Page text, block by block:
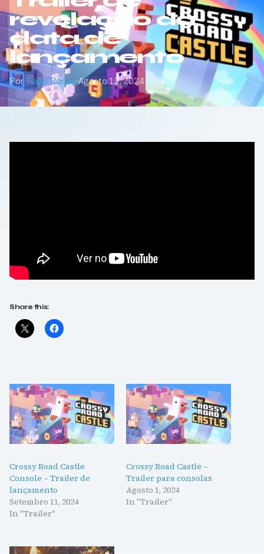
revelação da
data de
lançamento
Por Tiago Roque·Agosto 12, 2024
Share this:
Crossy Road Castle
Console – Trailer de
lançamento
Setembro 11, 2024
In "Trailer"
Crossy Road Castle –
Trailer para consolas
Agosto 1, 2024
In "Trailer"